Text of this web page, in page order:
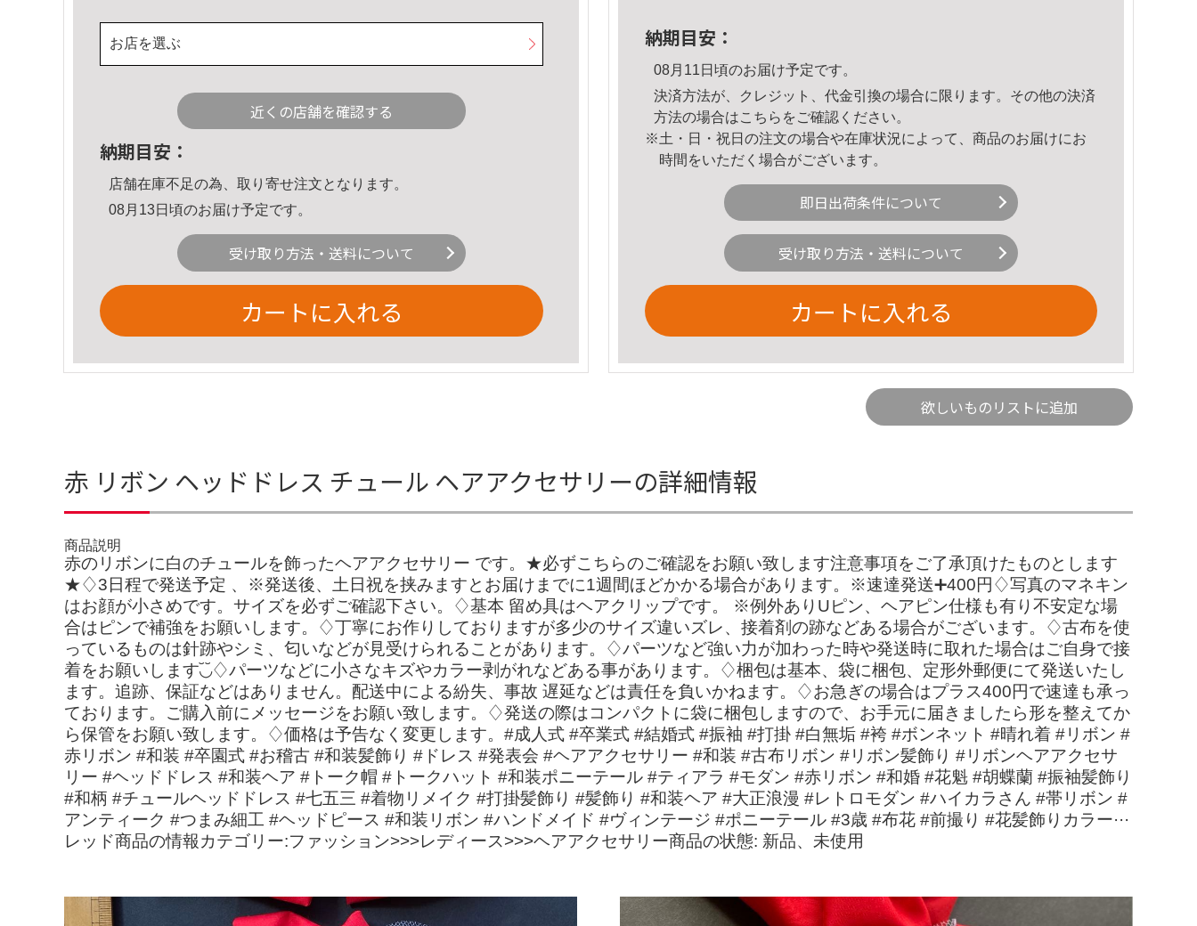
お店を選ぶ
近くの店舗を確認する
納期目安：
店舗在庫不足の為、取り寄せ注文となります。
08月13日頃のお届け予定です。
受け取り方法・送料について
カートに入れる
納期目安：
08月11日頃のお届け予定です。
決済方法が、クレジット、代金引換の場合に限ります。その他の決済
方法の場合はこちら をご確認ください。
※土・日・祝日の注文の場合や在庫状況によって、商品のお届けにお
時間をいただく場合がございます。
即日出荷条件について
受け取り方法・送料について
カートに入れる
欲しいものリストに追加
赤 リボン ヘッドドレス チュール ヘアアクセサリーの詳細情報
商品説明
赤のリボンに白のチュールを飾ったヘアアクセサリー です。★必ずこちらのご確認をお願い致します注意事項をご了承頂けたものとします
★♢3日程で発送予定 、※発送後、土日祝を挟みますとお届けまでに1週間ほどかかる場合があります。※速達発送➕400円♢写真のマネキン
はお顔が小さめです。サイズを必ずご確認下さい。♢基本 留め具はヘアクリップです。 ※例外ありUピン、ヘアピン仕様も有り不安定な場
合はピンで補強をお願いします。♢丁寧にお作りしておりますが多少のサイズ違いズレ、接着剤の跡などある場合がございます。♢古布を使
っているものは針跡やシミ、匂いなどが見受けられることがあります。♢パーツなど強い力が加わった時や発送時に取れた場合はご自身で接
着をお願いします◟̆◞̆♢パーツなどに小さなキズやカラー剥がれなどある事があります。♢梱包は基本、袋に梱包、定形外郵便にて発送いたし
ます。追跡、保証などはありません。配送中による紛失、事故 遅延などは責任を負いかねます。♢お急ぎの場合はプラス400円で速達も承っ
ております。ご購入前にメッセージをお願い致します。♢発送の際はコンパクトに袋に梱包しますので、お手元に届きましたら形を整えてか
ら保管をお願い致します。♢価格は予告なく変更します。#成人式 #卒業式 #結婚式 #振袖 #打掛 #白無垢 #袴 #ボンネット #晴れ着 #リボン #
赤リボン #和装 #卒園式 #お稽古 #和装髪飾り #ドレス #発表会 #ヘアアクセサリー #和装 #古布リボン #リボン髪飾り #リボンヘアアクセサ
リー #ヘッドドレス #和装ヘア #トーク帽 #トークハット #和装ポニーテール #ティアラ #モダン #赤リボン #和婚 #花魁 #胡蝶蘭 #振袖髪飾り
#和柄 #チュールヘッドドレス #七五三 #着物リメイク #打掛髪飾り #髪飾り #和装ヘア #大正浪漫 #レトロモダン #ハイカラさん #帯リボン #
アンティーク #つまみ細工 #ヘッドピース #和装リボン #ハンドメイド #ヴィンテージ #ポニーテール #3歳 #布花 #前撮り #花髪飾りカラー···
レッド商品の情報カテゴリー:ファッション>>>レディース>>>ヘアアクセサリー商品の状態: 新品、未使用